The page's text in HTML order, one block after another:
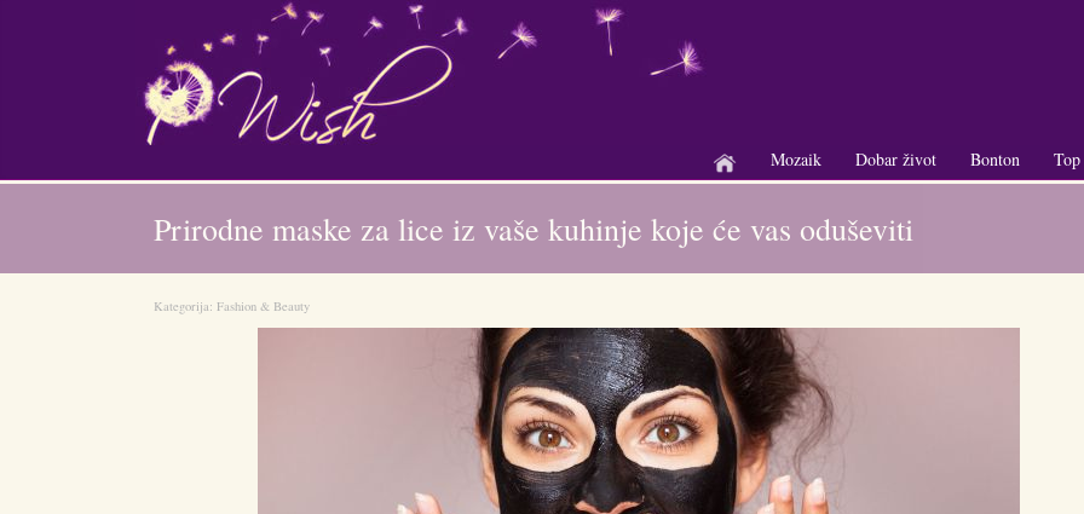
+
Mozaik
+
Dobar život
+
Bonton
Prirodne maske za lice iz vaše kuhinje koje će vas oduševiti
Kategorija: Fashion & Beauty